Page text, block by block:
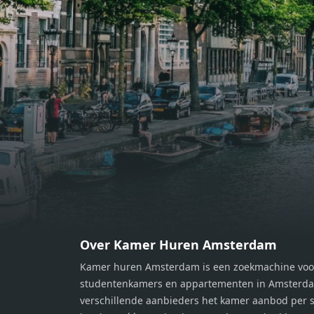
bereiden van heerlijke maaltijden.
Vanuit de woonkamer stap je zo het
balkon op, waar je kunt genieten
van een prachtig uitzicht en een
moment van rust. De woning
beschikt over twee comfortabele
slaapkamers van respectievelijk 12,1
m² en 8 m². Beide kamers bieden tal
van mogelijkheden, zoals een fijne
werkplek, een logeerkamer of een
persoonlijke slaapkamer. De
gemak en privacy. Gelegen in een
op een perfecte locatie. Winkels,
van
m²
van
op
Over Kamer Huren Amsterdam
Kamer huren Amsterdam is een zoekmachine
studentenkamers en appartementen in
verschillende aanbieders het kamer aanbod per